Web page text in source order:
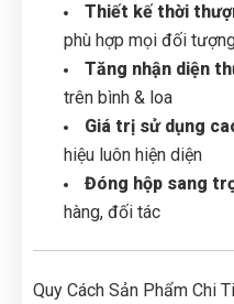
Thiết kế thời
phù hợp mọi đối
Tăng nhận diện
trên bình & loa
Giá trị sử dụng
hiệu luôn hiện diện
Đóng hộp sang
hàng, đối tác
Quy Cách Sản Phẩm Chi